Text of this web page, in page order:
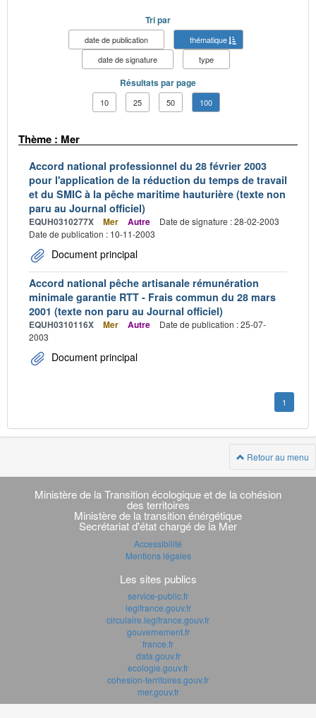
Tri par
date de publication
thématique
date de signature
type
Résultats par page
10 25 50 100
Thème : Mer
Accord national professionnel du 28 février 2003
pour l'application de la réduction du temps de travail
et du SMIC à la pêche maritime hauturière (texte non
paru au Journal officiel)
EQUH0310277X Mer Autre
Date de signature : 28-02-2003
Date de publication : 10-11-2003
Document principal
Accord national pêche artisanale rémunération
minimale garantie RTT - Frais commun du 28 mars
2001 (texte non paru au Journal officiel)
EQUH0310116X Mer Autre
Date de publication : 25-07-
2003
Document principal
1
Retour au menu
Navigation
transverse
Ministère de la Transition écologique et de la cohésion
des territoires
Ministère de la transition énérgétique
Secrétariat d'état chargé de la Mer
Accessibilité
Mentions légales
Les sites publics
service-public.fr
legifrance.gouv.fr
circulaire.legifrance.gouv.fr
gouvernement.fr
france.fr
data.gouv.fr
ecologie.gouv.fr
cohesion-territoires.gouv.fr
mer.gouv.fr